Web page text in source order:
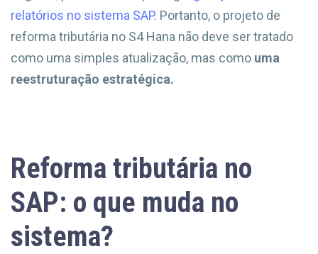
relatórios no sistema SAP. Portanto, o projeto de
reforma tributária no S4 Hana não deve ser tratado
como uma simples atualização, mas como uma
reestruturação estratégica.
Reforma tributária no
SAP: o que muda no
sistema?